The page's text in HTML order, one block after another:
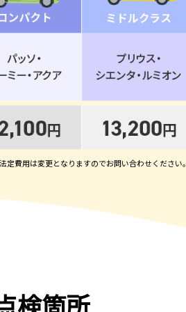
費用は変更となりますのでお問い合わせください。